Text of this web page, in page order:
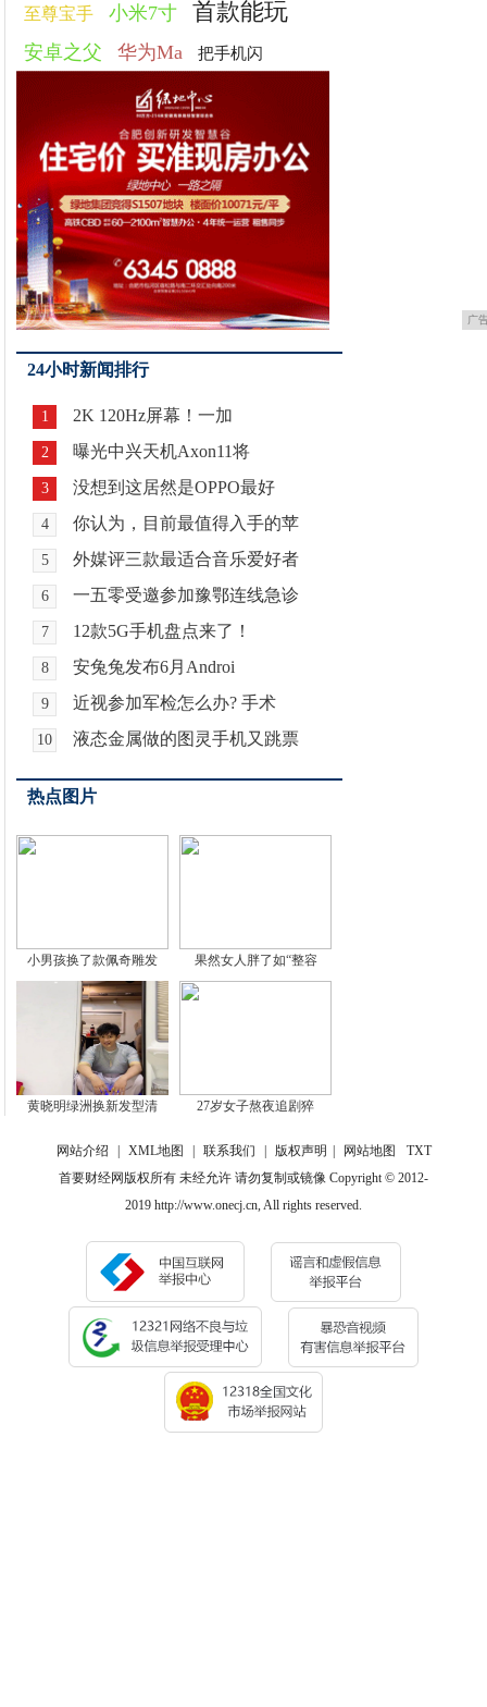
至尊宝手 小米7寸 首款能玩
安卓之父 华为Ma 把手机闪
广
24小时新闻排行
1 2K 120Hz屏幕！一加
2 曝光中兴天机Axon11将
3 没想到这居然是OPPO最好
4 你认为，目前最值得入手的苹
5 外媒评三款最适合音乐爱好者
6 一五零受邀参加豫鄂连线急诊
7 12款5G手机盘点来了！
8 安兔兔发布6月Androi
9 近视参加军检怎么办? 手术
10 液态金属做的图灵手机又跳票
热点图片
小男孩换了款佩奇雕发 果然女人胖了如“整容
黄晓明绿洲换新发型清 27岁女子熬夜追剧猝
网站介绍 | XML地图 | 联系我们 | 版权声明 | 网站地图
TXT
首要财经网版权所有 未经允许 请勿复制或镜像 Copyright © 2012-
2019 http://www.onecj.cn, All rights reserved.